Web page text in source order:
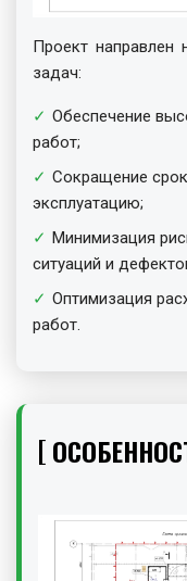
Проект
задач:
Обеспечение
работ;
Сокращение
эксплуатацию;
Минимизация
ситуаций и
Оптимизация
работ.